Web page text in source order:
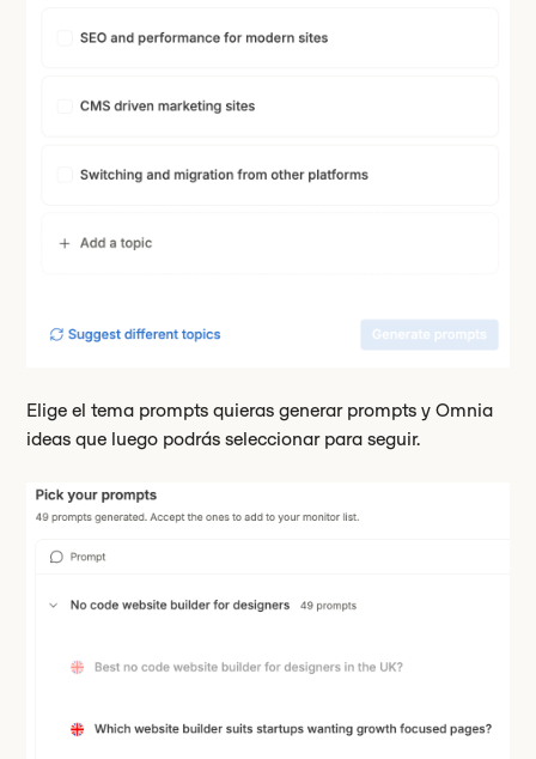
Elige el tema prompts quieras generar prompts y Omnia
ideas que luego podrás seleccionar para seguir.